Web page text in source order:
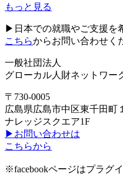
もっと見る
▶日本での就職やご支援を
こちらからお問い合わせく
一般社団法人
グローカル人財ネットワー
〒730-0005
広島県広島市中区東千田町
ナレッジスクエア1F
▶お問い合わせは
こちらから
※facebookページはプラグ